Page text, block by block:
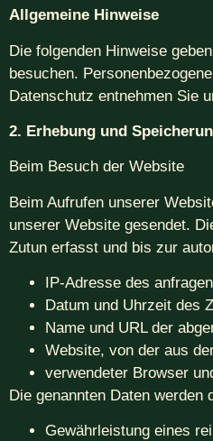
Allgemeine Hinweise
Die folgenden Hinweise
besuchen.
Datenschutz entnehmen Sie
2. Erhebung und
Beim Besuch der Website
Beim Aufrufen unserer
unserer Website gesendet.
Zutun erfasst und bis zur
IP-Adresse des
Datum und Uhrzeit des
Name und URL der
Website, von der aus
verwendeter Browser
Die genannten Daten
Gewährleistung eines